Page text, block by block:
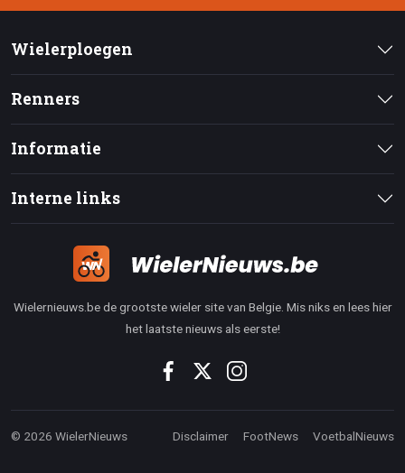
Wielerploegen
Renners
Informatie
Interne links
Wielernieuws.be de grootste wieler site van Belgie. Mis niks en lees hier
het laatste nieuws als eerste!
© 2026 WielerNieuws Disclaimer FootNews VoetbalNieuws